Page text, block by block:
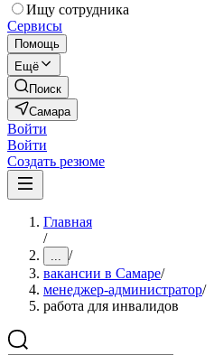
Ищу сотрудника
Сервисы
Помощь
Ещё
Поиск
Самара
Войти
Войти
Создать резюме
Главная
/
... /
вакансии в Самаре/
менеджер-администратор/
работа для инвалидов